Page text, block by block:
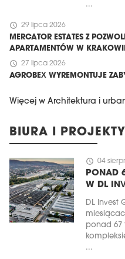
...
schedule 29 lipca 2026
MERCATOR ESTATES Z
APARTAMENTÓW W
schedule 27 lipca 2026
AGROBEX WYREMONTUJE
Więcej w Architektura i
BIURA I
schedule 04
PONAD
W DL
DL Invest
ponad 67
...